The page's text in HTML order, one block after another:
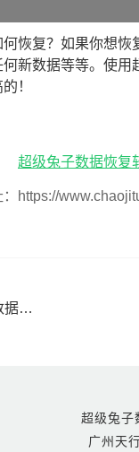
恢复？如果你想
新数据等等。使
！
超级兔子数据恢复
https://
么办)
超级兔
广州天